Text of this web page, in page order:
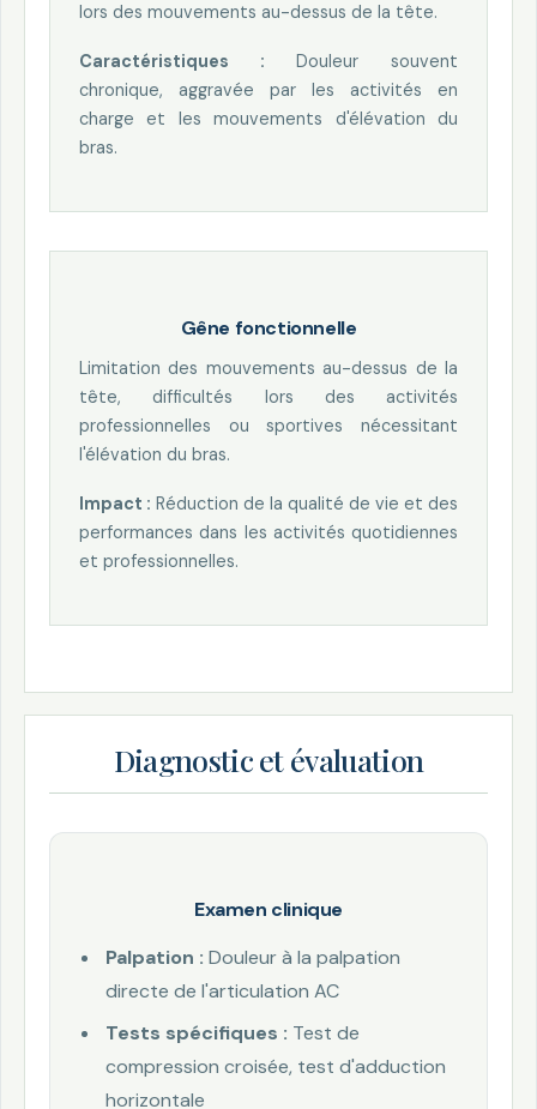
lors des mouvements au-dessus de la tête.
Caractéristiques : Douleur souvent
chronique, aggravée par les activités en
charge et les mouvements d'élévation du
bras.
Gêne fonctionnelle
Limitation des mouvements au-dessus de la
tête, difficultés lors des activités
professionnelles ou sportives nécessitant
l'élévation du bras.
Impact : Réduction de la qualité de vie et des
performances dans les activités quotidiennes
et professionnelles.
Diagnostic et évaluation
Examen clinique
Palpation : Douleur à la palpation
directe de l'articulation AC
Tests spécifiques : Test de
compression croisée, test d'adduction
horizontale